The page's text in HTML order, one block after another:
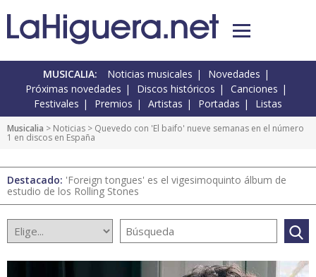
MUSICALIA: Noticias musicales
Novedades
Próximas novedades
Discos históricos
Canciones
Festivales
Premios Artistas Portadas Listas
Musicalia > Noticias > Quevedo con 'El baifo' nueve semanas en el número
1 en discos en España
Destacado: 'Foreign tongues' es el vigesimoquinto álbum de
estudio de los Rolling Stones